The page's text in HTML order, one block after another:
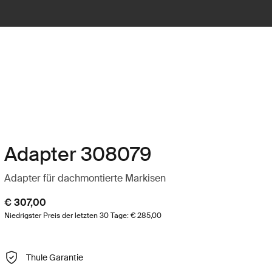
Adapter 308079
Adapter für dachmontierte Markisen
€ 307,00
Niedrigster Preis der letzten 30 Tage: € 285,00
Thule Garantie